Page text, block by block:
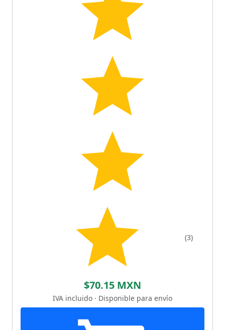
(3)
$70.15 MXN
IVA incluido · Disponible para envío